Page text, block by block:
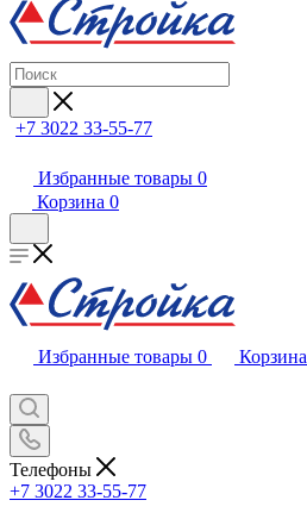
+7 3022 33-55-77
Избранные товары 0
Корзина 0
Избранные товары 0 Корзина
Телефоны
+7 3022 33-55-77